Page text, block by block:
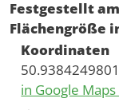
Festgestellt am
Flächengröße
Koordinaten
in Google